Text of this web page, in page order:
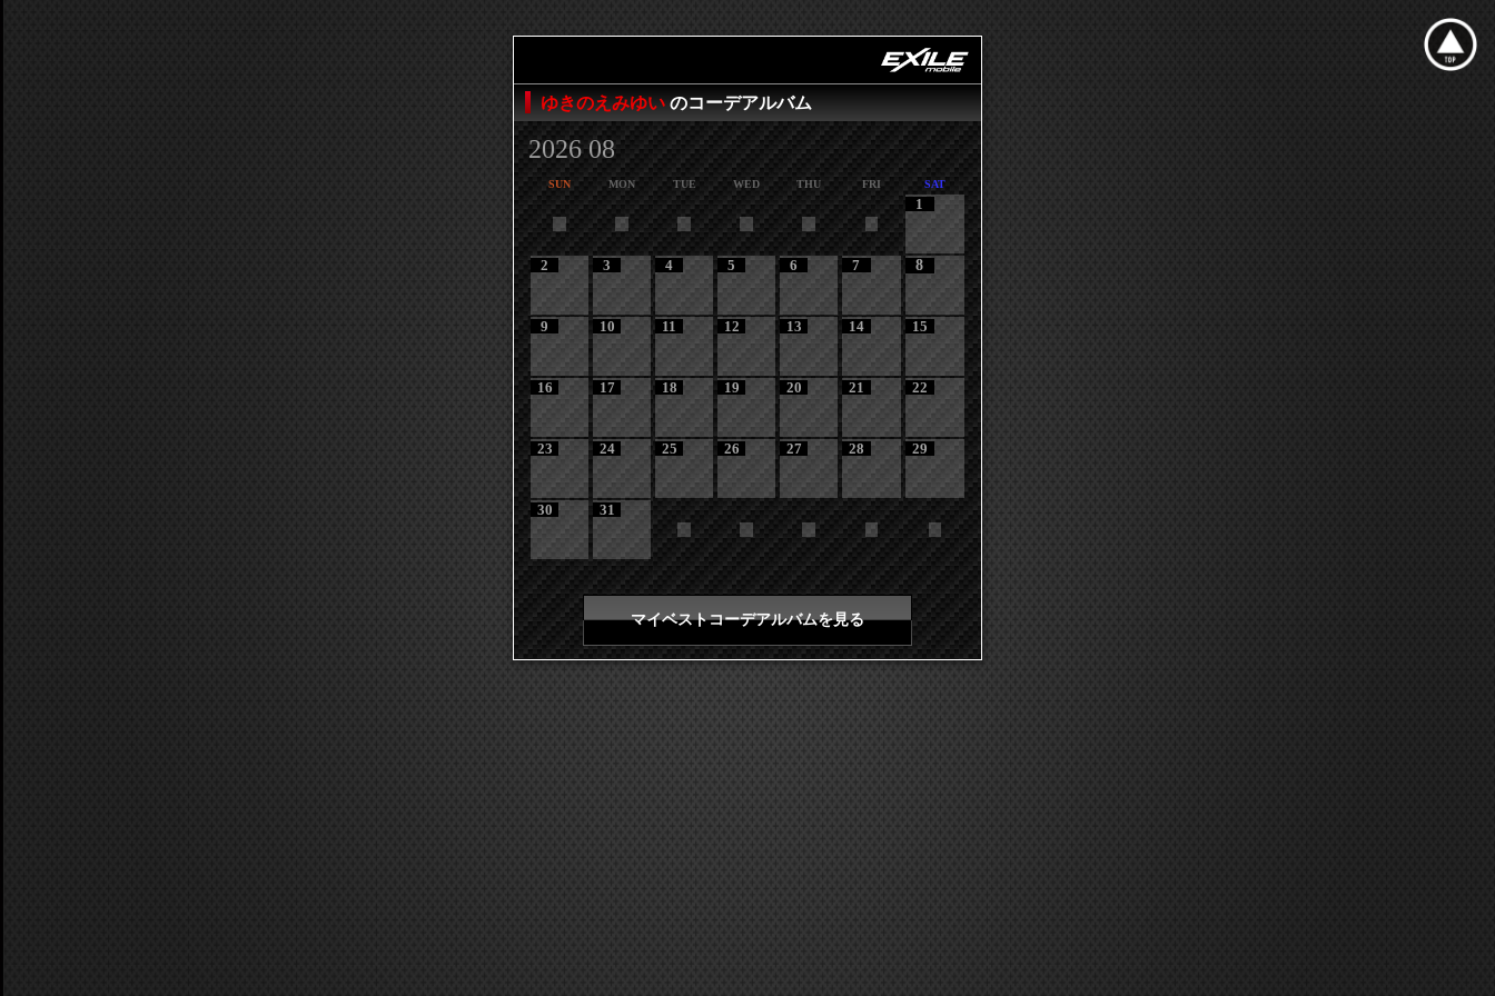
ゆきのえみゆい のコーデアルバム
2026 08
SUN MON TUE WED THU FRI SAT
1
2 3 4 5 6 7 8
9 10 11 12 13 14 15
16 17 18 19 20 21 22
23 24 25 26 27 28 29
30 31
マイベストコーデアルバムを見る